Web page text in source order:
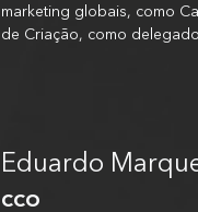
marketing globais, como
de Criação, como
Eduardo
CCO